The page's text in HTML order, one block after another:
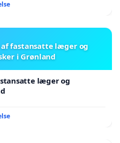
fastansatte læger og
i Grønland
læger og